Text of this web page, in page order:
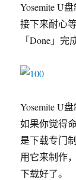
Yosemite U
接下来耐心
「Done」完
Yosemite U
如果你觉得
是下载专门
用它来制作
下载好了。